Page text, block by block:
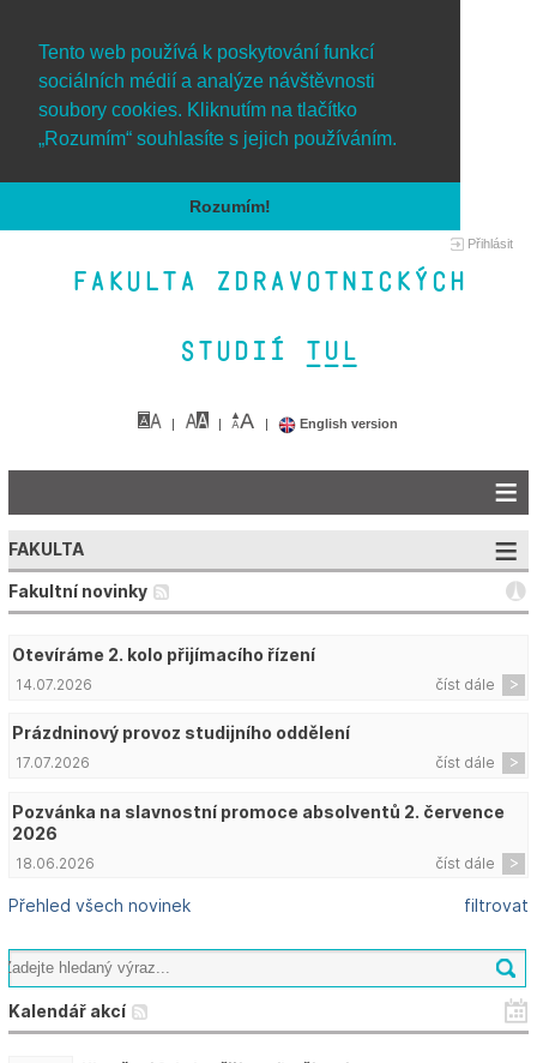
Tento web používá k poskytování funkcí
sociálních médií a analýze návštěvnosti
soubory cookies. Kliknutím na tlačítko
„Rozumím“ souhlasíte s jejich používáním.
Rozumím!
Přihlásit
Fakulta zdravotnických
studií TUL&
English version
FAKULTA
Fakultní novinky
Otevíráme 2. kolo přijímacího řízení
číst dále
14.07.2026
Prázdninový provoz studijního oddělení
číst dále
17.07.2026
Pozvánka na slavnostní promoce absolventů 2. července
2026
číst dále
18.06.2026
Přehled všech novinek filtrovat
Kalendář akcí